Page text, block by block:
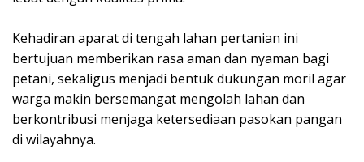
Kehadiran aparat di tengah lahan pertanian ini
bertujuan memberikan rasa aman dan nyaman bagi
petani, sekaligus menjadi bentuk dukungan moril agar
warga makin bersemangat mengolah lahan dan
berkontribusi menjaga ketersediaan pasokan pangan
di wilayahnya.